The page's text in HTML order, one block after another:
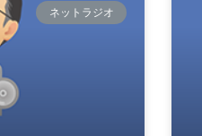
ネットラジオ